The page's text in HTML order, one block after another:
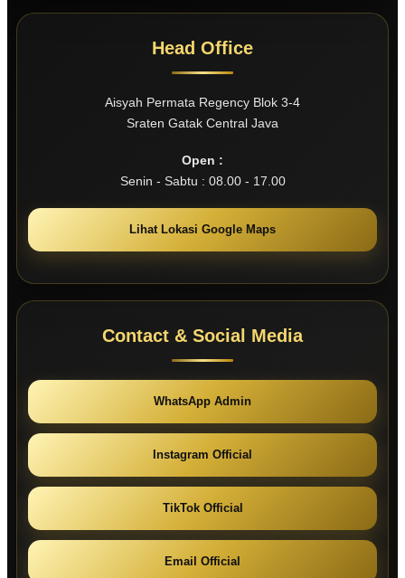
Head Office
Aisyah Permata Regency Blok 3-4
Sraten Gatak Central Java
Open :
Senin - Sabtu : 08.00 - 17.00
Lihat Lokasi Google Maps
Contact & Social Media
WhatsApp Admin
Instagram Official
TikTok Official
Email Official